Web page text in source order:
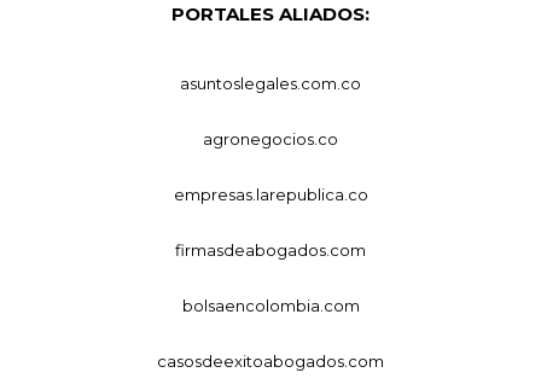
PORTALES ALIADOS:
asuntoslegales.com.co
agronegocios.co
empresas.larepublica.co
firmasdeabogados.com
bolsaencolombia.com
casosdeexitoabogados.com